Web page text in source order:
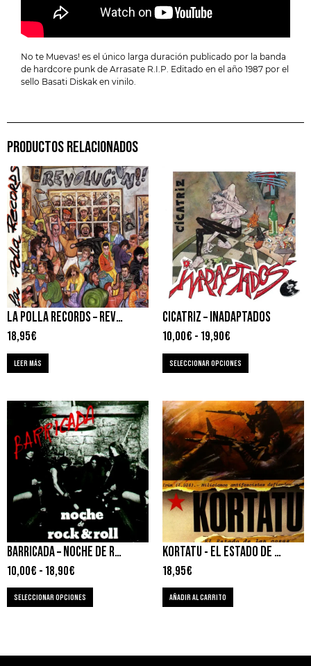
No te Muevas! es el único larga duración publicado por la banda
de hardcore punk de Arrasate R.I.P. Editado en el año 1987 por el
sello Basati Diskak en vinilo.
PRODUCTOS RELACIONADOS
LA POLLA RECORDS – REVOLUCIÓN
18,95€
LEER MÁS
CICATRIZ – INADAPTADOS
10,00€ - 19,90€
SELECCIONAR OPCIONES
BARRICADA – NOCHE DE ROCK & ROLL
10,00€ - 18,90€
SELECCIONAR OPCIONES
KORTATU ‎- EL ESTADO DE LAS COSAS
18,95€
AÑADIR AL CARRITO